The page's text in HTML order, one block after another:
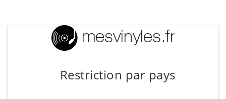
Restriction par pays